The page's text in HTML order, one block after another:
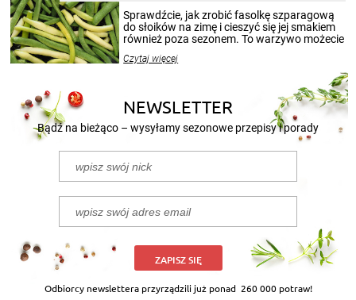
patenty, które pozwolą zachować świeżość
przetworów.
Sprawdźcie, jak zrobić fasolkę szparagową
do słoików na zimę i cieszyć się jej smakiem
również poza sezonem. To warzywo możecie
nasze propozycje!
Czytaj więcej
NEWSLETTER
Bądź na bieżąco – wysyłamy sezonowe przepisy i porady
ZAPISZ SIĘ
Odbiorcy newslettera przyrządzili już ponad 260 000 potraw!